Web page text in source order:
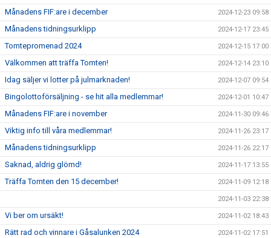
Månadens FIF:are i december 2024-12-23 09:58
Månadens tidningsurklipp 2024-12-17 23:45
Tomtepromenad 2024 2024-12-15 17:00
Välkommen att träffa Tomten! 2024-12-14 23:10
Idag säljer vi lotter på julmarknaden! 2024-12-07 09:54
Bingolottoförsäljning - se hit alla medlemmar! 2024-12-01 10:47
Månadens FIF:are i november 2024-11-30 09:46
Viktig info till våra medlemmar! 2024-11-26 23:17
Månadens tidningsurklipp 2024-11-26 22:17
Saknad, aldrig glömd! 2024-11-17 13:55
Träffa Tomten den 15 december! 2024-11-09 12:18
2024-11-03 22:38
Vi ber om ursäkt! 2024-11-02 18:43
Rätt rad och vinnare i Gåsalunken 2024 2024-11-02 17:51